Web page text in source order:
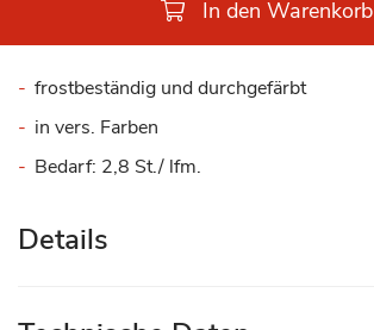
In den Warenkorb
frostbeständig und durchgefärbt
in vers. Farben
Bedarf: 2,8 St./ lfm.
Details